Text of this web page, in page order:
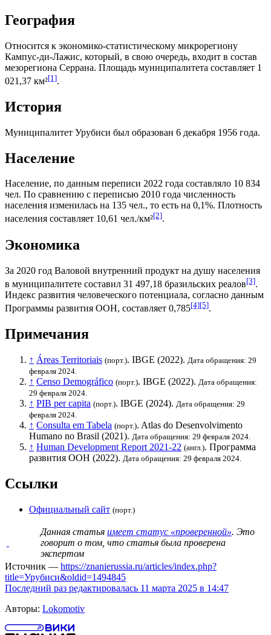
География
Относится к экономико-статистическому микрорегиону
Кампус-ди-Лажис, который, в свою очередь, входит в состав
мезорегиона Серрана. Площадь муниципалитета составляет 1
021,37 км²[1].
История
Муниципалитет Урубиси был образован 6 декабря 1956 года.
Население
Население, по данным переписи 2022 года составляло 10 834
чел. По сравнению с переписью 2010 года численность
населения изменилась на 135 чел., то есть на 0,1%. Плотность
населения составляет 10,61 чел./км²[2].
Экономика
За 2020 год Валовой внутренний продукт на душу населения
в муниципалитете составил 31 497,18 бразильских реалов[3].
Индекс развития человеческого потенциала, согласно данным
Программы развития ООН, составляет 0,785[4][5].
Примечания
↑ Áreas Territoriais (порт.). IBGE (2022). Дата обращения: 29
февраля 2024.
↑ Censo Demográfico (порт.). IBGE (2022). Дата обращения:
29 февраля 2024.
↑ PIB per capita (порт.). IBGE (2024). Дата обращения: 29
февраля 2024.
↑ Consulta em Tabela (порт.). Atlas do Desenvolvimento
Humano no Brasil (2021). Дата обращения: 29 февраля 2024.
↑ Human Development Report 2021-22 (англ.). Программа
развития ООН (2022). Дата обращения: 29 февраля 2024.
Ссылки
Официальный сайт (порт.)
Данная статья имеет статус «проверенной». Это
говорит о том, что статья была проверена
экспертом
Источник — https://znanierussia.ru/articles/index.php?
title=Урубиси&oldid=1494845
Последний раз редактировалась 11 марта 2025 в 14:47
Авторы: Lokomotiv